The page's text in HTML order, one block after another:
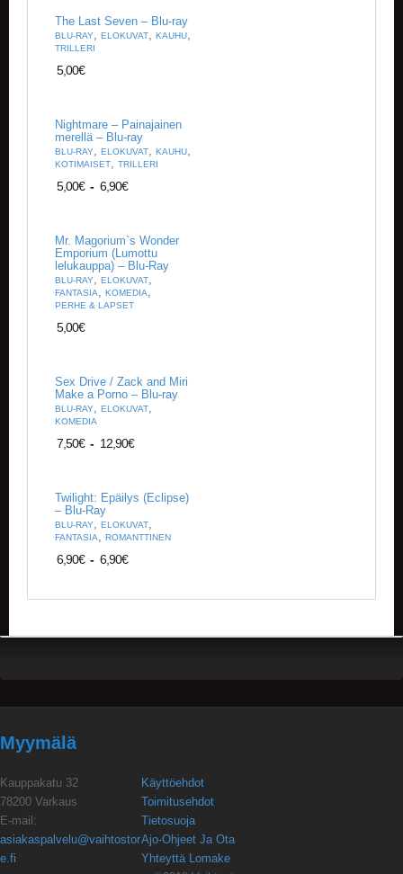
The Last Seven – Blu-ray
BLU-RAY, ELOKUVAT, KAUHU,
TRILLERI
5,00€
Nightmare – Painajainen
merellä – Blu-ray
BLU-RAY, ELOKUVAT, KAUHU,
KOTIMAISET, TRILLERI
5,00€ - 6,90€
Mr. Magorium`s Wonder
Emporium (Lumottu
lelukauppa) – Blu-Ray
BLU-RAY, ELOKUVAT,
FANTASIA, KOMEDIA,
PERHE & LAPSET
5,00€
Sex Drive / Zack and Miri
Make a Porno – Blu-ray
BLU-RAY, ELOKUVAT,
KOMEDIA
7,50€ - 12,90€
Twilight: Epäilys (Eclipse)
– Blu-Ray
BLU-RAY, ELOKUVAT,
FANTASIA, ROMANTTINEN
6,90€ - 6,90€
Myymälä
Kauppakatu 32
78200 Varkaus
E-mail:
asiakaspalvelu@vaihtostor
e.fi
Käyttöehdot
Toimitusehdot
Tietosuoja
Ajo-Ohjeet Ja Ota
Yhteyttä Lomake